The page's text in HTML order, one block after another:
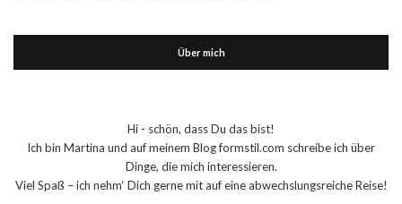
Über mich
Hi - schön, dass Du das bist!
Ich bin Martina und auf meinem Blog formstil.com schreibe ich über
Dinge, die mich interessieren.
Viel Spaß – ich nehm‘ Dich gerne mit auf eine abwechslungsreiche Reise!